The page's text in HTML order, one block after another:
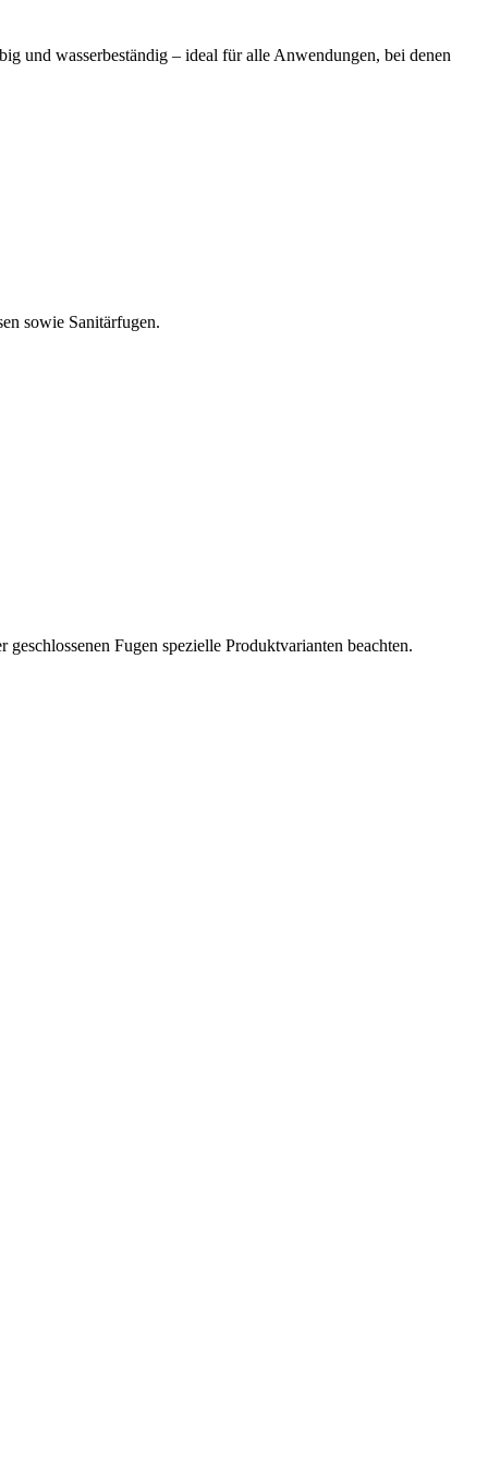
und wasserbeständig – ideal für alle Anwendungen, bei denen
sowie Sanitärfugen.
Fugen spezielle Produktvarianten beachten.